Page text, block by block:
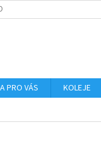
ÚDAJŮ
PRO VÁS KOLEJE